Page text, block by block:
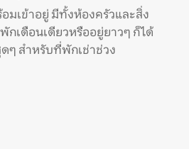
มเข้าอยู่ มีทั้งห้องครัวและสิ่ง
กเดือนเดียวหรืออยู่ยาวๆ ก็ได้
ๆ สำหรับที่พักเช่าช่วง